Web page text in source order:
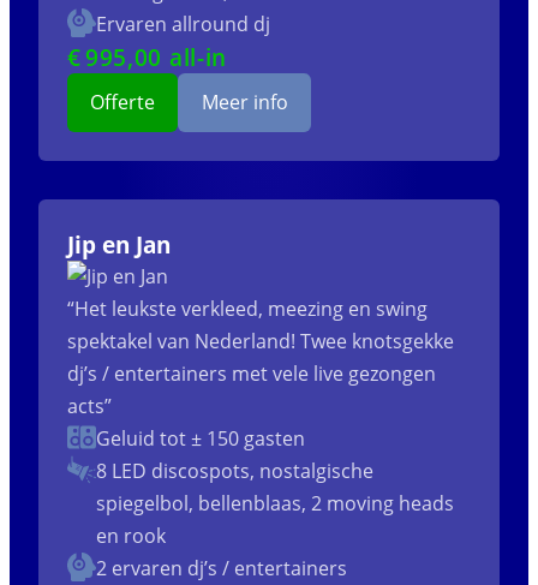
Ervaren allround dj
€995,00 all-in
Offerte Meer info
Jip en Jan
“Het leukste verkleed, meezing en swing
spektakel van Nederland! Twee knotsgekke
dj’s / entertainers met vele live gezongen
acts”
Geluid tot ± 150 gasten
8 LED discospots, nostalgische
spiegelbol, bellenblaas, 2 moving heads
en rook
2 ervaren dj’s / entertainers